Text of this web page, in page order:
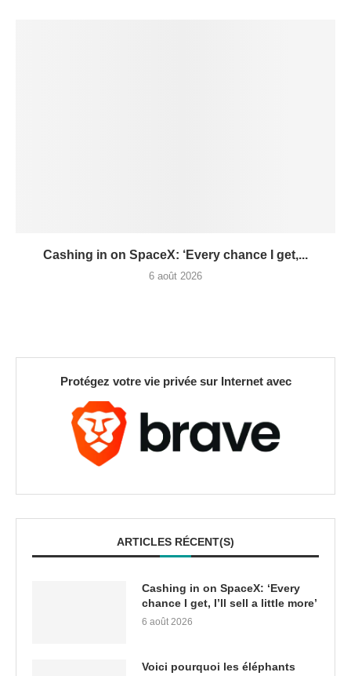
Cashing in on SpaceX: ‘Every chance I get,...
6 août 2026
Protégez votre vie privée sur Internet avec
ARTICLES RÉCENT(S)
Cashing in on SpaceX: ‘Every
chance I get, I’ll sell a little more’
6 août 2026
Voici pourquoi les éléphants